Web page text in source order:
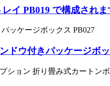
イ PB019 で構成されま
ドウ付きパッケージボ